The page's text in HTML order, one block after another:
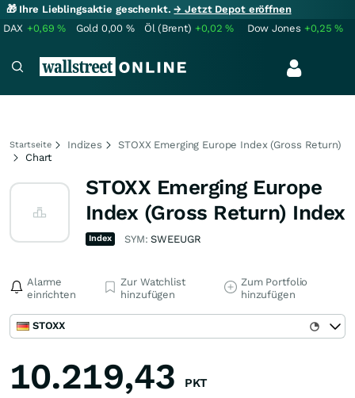
🎁 Ihre Lieblingsaktie geschenkt.→ Jetzt Depot eröffnen
DAX +0,69% Gold 0,00 % Öl (Brent) +0,02% Dow Jones +0,25%
Startseite Indizes
STOXX Emerging Europe Index (Gross Return)
Chart
STOXX Emerging Europe
Index (Gross Return) Index
Index SYM:SWEEUGR
Alarme
einrichten
Zur Watchlist
hinzufügen
Zum Portfolio
hinzufügen
STOXX
10.219,43 PKT